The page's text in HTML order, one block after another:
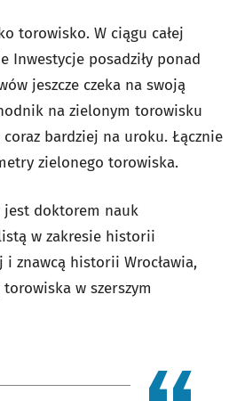
torowisko. W ciągu całej
Inwestycje posadziły ponad
jeszcze czeka na swoją
na zielonym torowisku
bardziej na uroku. Łącznie
zielonego torowiska.
jest doktorem nauk
w zakresie historii
znawcą historii Wrocławia,
w szerszym